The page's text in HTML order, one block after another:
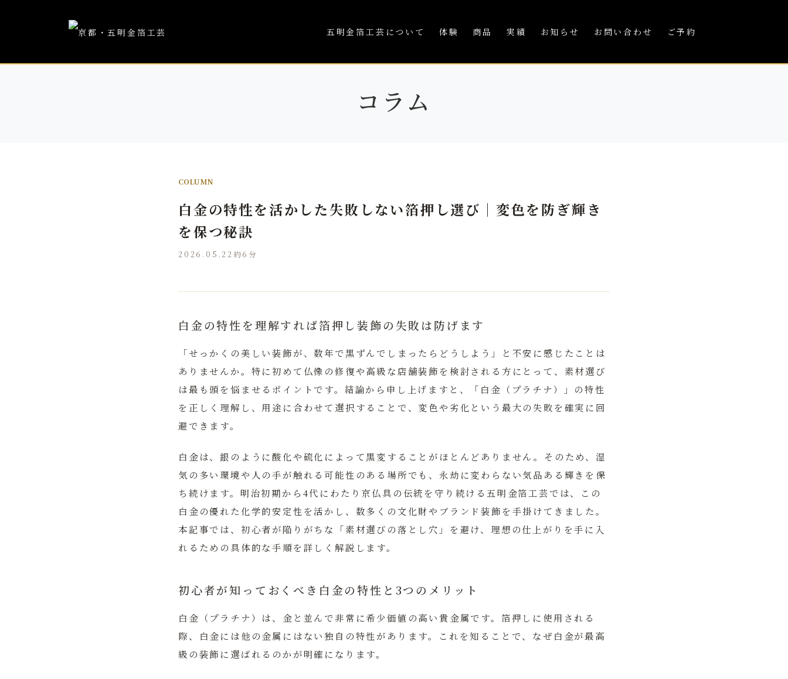
五明金箔工芸について 体験 商品 実績 お知らせ お問い合わせ ご予約
コラム
COLUMN
白金の特性を活かした失敗しない箔押し選び｜変色を防ぎ輝き
を保つ秘訣
2026.05.22 約6分
白金の特性を理解すれば箔押し装飾の失敗は防げます
「せっかくの美しい装飾が、数年で黒ずんでしまったらどうしよう」と不安に感じたことは
ありませんか。特に初めて仏像の修復や高級な店舗装飾を検討される方にとって、素材選び
は最も頭を悩ませるポイントです。結論から申し上げますと、
「白金（プラチナ）」の特性
を正しく理解し、用途に合わせて選択することで、変色や劣化という最大の失敗を確実に回
避できます。
白金は、銀のように酸化や硫化によって黒変することがほとんどありません。そのため、湿
気の多い環境や人の手が触れる可能性のある場所でも、永劫に変わらない気品ある輝きを保
ち続けます。明治初期から4代にわたり京仏具の伝統を守り続ける 五明金箔工芸では、この
白金の優れた化学的安定性を活かし、数多くの文化財やブランド装飾を手掛けてきました。
本記事では、初心者が陥りがちな「素材選びの落とし穴」を避け、理想の仕上がりを手に入
れるための具体的な手順を詳しく解説します。
初心者が知っておくべき白金の特性と3つのメリット
白金（プラチナ）は、金と並んで非常に希少価値の高い貴金属です。箔押しに使用される
際、白金には他の金属にはない独自の特性があります。これを知ることで、なぜ白金が最高
級の装飾に選ばれるのかが明確になります。